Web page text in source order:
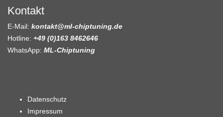
Kontakt
E-Mail: kontakt@ml-chiptuning.de
Hotline: +49 (0)163 8462646
WhatsApp: ML-Chiptuning
Datenschutz
Impressum